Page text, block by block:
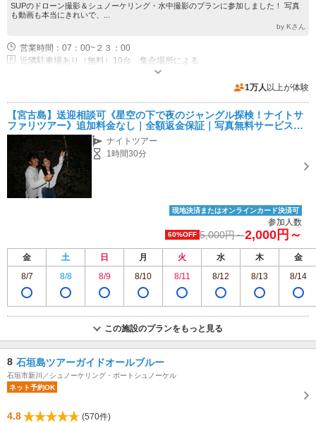
SUPのドローン撮影＆シュノーケリング・水中撮影のプランに参加しました！ 写真
も動画も本当にきれいで、...
by Kさん
営業時間：07：00~２３：00
近隣駐車場あり（無料）10台 集合場所による
1万人 以上が体験
【宮古島】送迎相談可《星空の下で夜のジャングル探検！ナイトサ
ファリツアー》追加料金なし｜全額返金保証｜写真無料サービス付
｜0歳OK
ナイトツアー
1時間30分
現地決済またはオンラインカード決済可
参加人数
60%OFF 5,000円～2,000円～
金 土 日 月 火 水 木
金
8/7
8/8 8/9 8/10 8/11 8/12 8/13 8/14
この施設のプランをもっと見る
8 石垣島ツアーガイドオールブルー
石垣市新川／シュノーケリング・ボートシュノーケル
ネット予約OK
4.8
(570件)